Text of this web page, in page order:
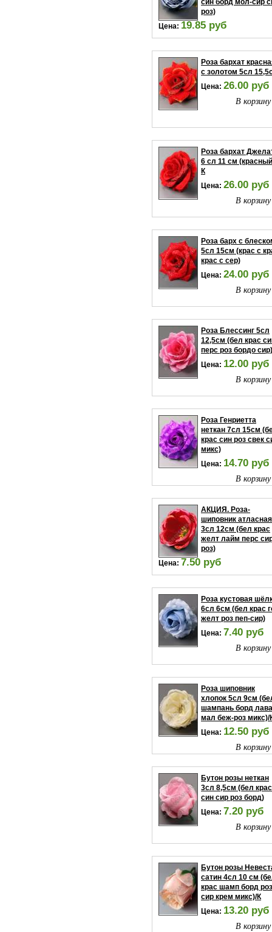
син борд мол-сир
роз)
Цена: 19.85 руб
В
Роза бархат
с золотом 5сл
Цена: 26.00 руб
В
Роза бархат
6 сл 11 см
К
Цена: 26.00 руб
В
Роза барх с
5сл 15см (крас с
крас с сер)
Цена: 24.00 руб
В
Роза Блессинг 5сл
12,5см (бел крас
перс роз бордо
Цена: 12.00 руб
В
Роза Генриетта
неткан 7сл 15см
крас син роз свек
микс)
Цена: 14.70 руб
В
АКЦИЯ. Роза-
шиповник атласная
3сл 12см (бел крас
желт лайм перс
роз)
Цена: 7.50 руб
В
Роза кустовая
6сл 6см (бел крас
желт роз пеп-сир)
Цена: 7.40 руб
В
Роза шиповник
хлопок 5сл 9см
шампань борд
мал беж-роз микс)/
Цена: 12.50 руб
В
Бутон розы неткан
3сл 8,5см (бел крас
син сир роз борд)
Цена: 7.20 руб
В
Бутон розы
сатин 4сл 10 см
крас шамп борд роз
сир крем микс)/К
Цена: 13.20 руб
В